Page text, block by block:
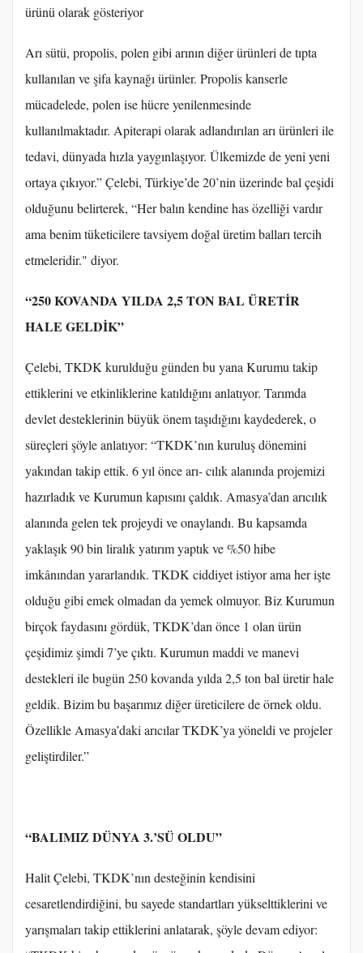
ürünü olarak gösteriyor
Arı sütü, propolis, polen gibi arının diğer ürünleri de tıpta
kullanılan ve şifa kaynağı ürünler. Propolis kanserle
mücadelede, polen ise hücre yenilenmesinde
kullanılmaktadır. Apiterapi olarak adlandırılan arı ürünleri ile
tedavi, dünyada hızla yaygınlaşıyor. Ülkemizde de yeni yeni
ortaya çıkıyor.” Çelebi, Türkiye’de 20’nin üzerinde bal çeşidi
olduğunu belirterek, “Her balın kendine has özelliği vardır
ama benim tüketicilere tavsiyem doğal üretim balları tercih
etmeleridir." diyor.
“250 KOVANDA YILDA 2,5 TON BAL ÜRETİR
HALE GELDİK”
Çelebi, TKDK kurulduğu günden bu yana Kurumu takip
ettiklerini ve etkinliklerine katıldığını anlatıyor. Tarımda
devlet desteklerinin büyük önem taşıdığını kaydederek, o
süreçleri şöyle anlatıyor: “TKDK’nın kuruluş dönemini
yakından takip ettik. 6 yıl önce arı- cılık alanında projemizi
hazırladık ve Kurumun kapısını çaldık. Amasya’dan arıcılık
alanında gelen tek projeydi ve onaylandı. Bu kapsamda
yaklaşık 90 bin liralık yatırım yaptık ve %50 hibe
imkânından yararlandık. TKDK ciddiyet istiyor ama her işte
olduğu gibi emek olmadan da yemek olmuyor. Biz Kurumun
birçok faydasını gördük, TKDK’dan önce 1 olan ürün
çeşidimiz şimdi 7’ye çıktı. Kurumun maddi ve manevi
destekleri ile bugün 250 kovanda yılda 2,5 ton bal üretir hale
geldik. Bizim bu başarımız diğer üreticilere de örnek oldu.
Özellikle Amasya’daki arıcılar TKDK’ya yöneldi ve projeler
geliştirdiler.”
“BALIMIZ DÜNYA 3.’SÜ OLDU”
Halit Çelebi, TKDK’nın desteğinin kendisini
cesaretlendirdiğini, bu sayede standartları yükselttiklerini ve
yarışmaları takip ettiklerini anlatarak, şöyle devam ediyor: